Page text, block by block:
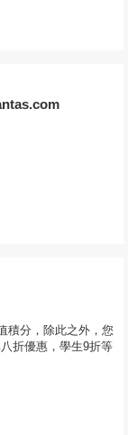
積分，除此之外，您
折優惠，學生9折等